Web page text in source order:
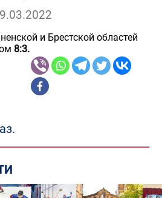
и Брестской областей
8:3.